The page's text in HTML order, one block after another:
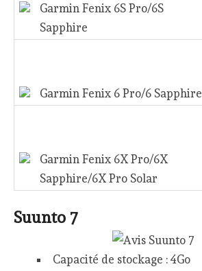
Garmin Fenix 6S Pro/6S
Sapphire
Garmin Fenix 6 Pro/6 Sapphire
Garmin Fenix 6X Pro/6X
Sapphire/6X Pro Solar
Suunto 7
Capacité de stockage : 4Go